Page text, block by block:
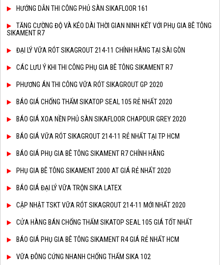
HƯỚNG DẪN THI CÔNG PHỦ SÀN SIKAFLOOR 161
TĂNG CƯỜNG ĐỘ VÀ KÉO DÀI THỜI GIAN NINH KẾT VỚI PHỤ GIA BÊ TÔNG
SIKAMENT R7
ĐẠI LÝ VỮA RÓT SIKAGROUT 214-11 CHÍNH HÃNG TẠI SÀI GÒN
CÁC LƯU Ý KHI THI CÔNG PHỤ GIA BÊ TÔNG SIKAMENT R7
PHƯƠNG ÁN THI CÔNG VỮA RÓT SIKAGROUT GP 2020
BÁO GIÁ CHỐNG THẤM SIKATOP SEAL 105 RẺ NHẤT 2020
BÁO GIÁ XOA NỀN PHỦ SÀN SIKAFLOOR CHAPDUR GREY 2020
BÁO GIÁ VỮA RÓT SIKAGROUT 214-11 RẺ NHẤT TẠI TP HCM
BÁO GIÁ PHỤ GIA BÊ TÔNG SIKAMENT R7 CHÍNH HÃNG
PHỤ GIA BÊ TÔNG SIKAMENT 2000 AT GIÁ RẺ NHẤT 2020
BÁO GIÁ ĐẠI LÝ VỮA TRỘN SIKA LATEX
CẬP NHẬT TSKT VỮA RÓT SIKAGROUT 214-11 MỚI NHẤT 2020
CỬA HÀNG BÁN CHỐNG THẤM SIKATOP SEAL 105 GIÁ TỐT NHẤT
BÁO GIÁ PHỤ GIA BÊ TÔNG SIKAMENT R4 GIÁ RẺ NHẤT HCM
VỮA ĐÔNG CỨNG NHANH CHỐNG THẤM SIKA 102